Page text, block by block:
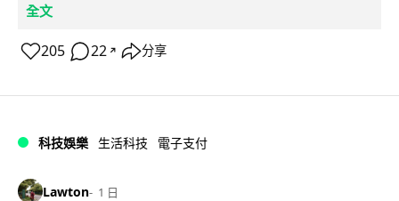
全文
205 22 ↗ 分享
科技娛樂 生活科技 電子支付
Lawton 1 日